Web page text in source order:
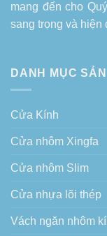
mang đến cho
sang trọng và hiện
DANH MỤC
Cửa Kính
Cửa nhôm Xingfa
Cửa nhôm Slim
Cửa nhựa lõi thép
Vách ngăn nhôm